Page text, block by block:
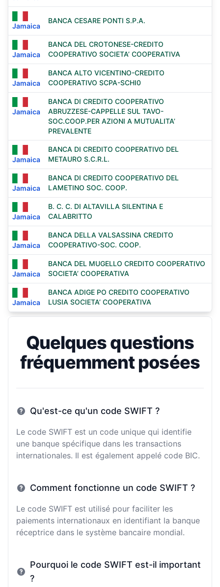
Jamaica
BANCA CESARE PONTI S.P.A.
Jamaica
BANCA DEL CROTONESE-CREDITO
COOPERATIVO SOCIETA’ COOPERATIVA
Jamaica
BANCA ALTO VICENTINO-CREDITO
COOPERATIVO SCPA-SCHI0
Jamaica
BANCA DI CREDITO COOPERATIVO
ABRUZZESE-CAPPELLE SUL TAVO-
SOC.COOP.PER AZIONI A MUTUALITA’
PREVALENTE
Jamaica
BANCA DI CREDITO COOPERATIVO DEL
METAURO S.C.R.L.
Jamaica
BANCA DI CREDITO COOPERATIVO DEL
LAMETINO SOC. COOP.
Jamaica
B. C. C. DI ALTAVILLA SILENTINA E
CALABRITTO
Jamaica
BANCA DELLA VALSASSINA CREDITO
COOPERATIVO-SOC. COOP.
Jamaica
BANCA DEL MUGELLO CREDITO COOPERATIVO
SOCIETA’ COOPERATIVA
Jamaica
BANCA ADIGE PO CREDITO COOPERATIVO
LUSIA SOCIETA’ COOPERATIVA
Quelques questions
fréquemment posées
Qu'est-ce qu'un code SWIFT ?
Le code SWIFT est un code unique qui identifie
une banque spécifique dans les transactions
internationales. Il est également appelé code BIC.
Comment fonctionne un code SWIFT ?
Le code SWIFT est utilisé pour faciliter les
paiements internationaux en identifiant la banque
réceptrice dans le système bancaire mondial.
Pourquoi le code SWIFT est-il important
?